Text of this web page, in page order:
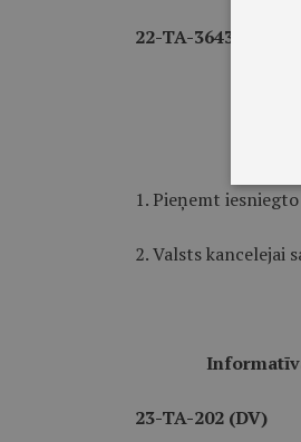
22-TA-3643 (DV)
1. Pieņemt
2. Valsts kancelejai
23-TA-202 (DV)